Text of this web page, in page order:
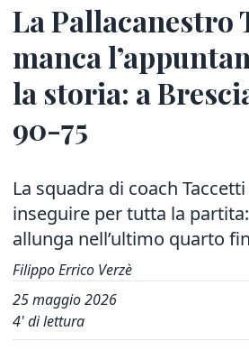
La Pallacanestro
manca
la storia: a
90-75
La squadra di coach
inseguire per tutta la
allunga nell’ultimo quarto
Filippo Errico Verzè
25 maggio 2026
4' di lettura